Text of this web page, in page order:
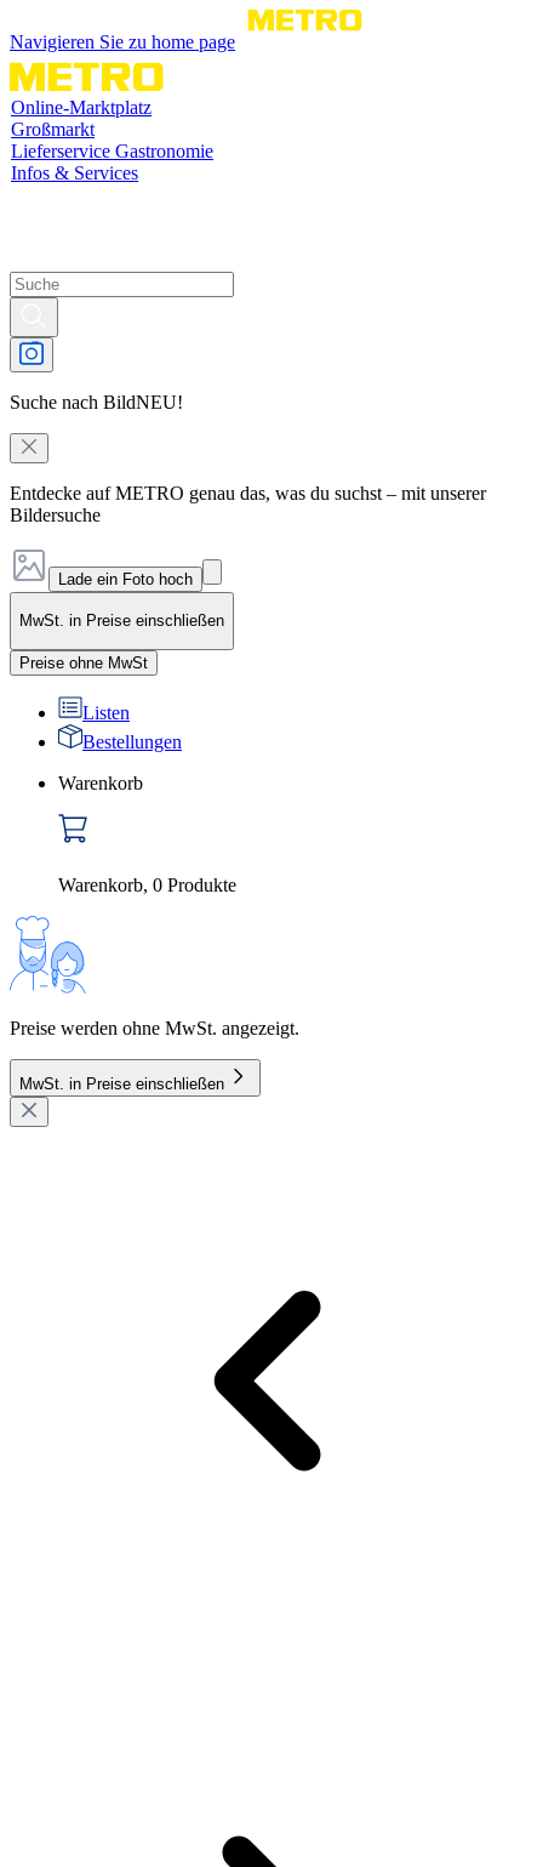
Navigieren Sie zu home page
Online-Marktplatz
Großmarkt
Lieferservice Gastronomie
Infos & Services
Suche nach BildNEU!
Entdecke auf METRO genau das, was du suchst – mit unserer
Bildersuche
Lade ein Foto hoch
MwSt. in Preise einschließen
Preise ohne MwSt
Listen
Bestellungen
Warenkorb
Warenkorb, 0 Produkte
Preise werden ohne MwSt. angezeigt.
MwSt. in Preise einschließen